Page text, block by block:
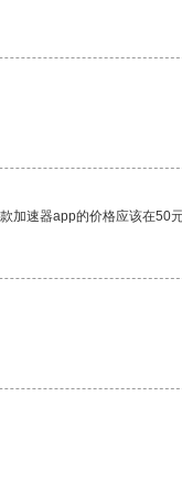
加速器app的价格应该在50元